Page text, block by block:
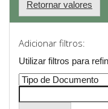
Retornar valores
Adicionar filtros:
Utilizar filtros para